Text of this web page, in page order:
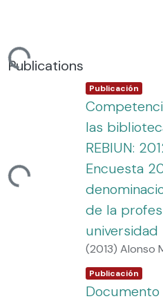
Publications
Item type:
Publicación ,
las
REBIUN:
Encuesta
de la
universidad
(2013) Alonso
4 (3er. P.E.)
Universitarias
Item type:
Publicación ,